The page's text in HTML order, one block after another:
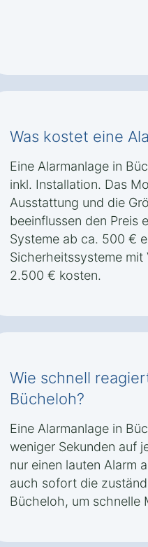
Was kostet eine
Eine Alarmanlage in
inkl. Installation. Das
Ausstattung und die
beeinflussen den Preis
Systeme ab ca. 500 €
Sicherheitssysteme
2.500 € kosten.
Wie schnell
Bücheloh?
Eine Alarmanlage in
weniger Sekunden auf
nur einen lauten Alarm
auch sofort die
Bücheloh, um schnelle